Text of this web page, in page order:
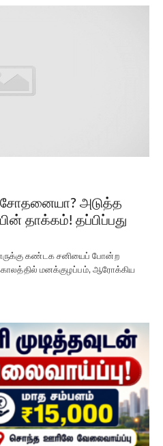
சோதனையா? அடுத்த
தாக்கம்! தப்பிப்பது
கண்டக சனியைப் போன்ற
மனக்குழப்பம், ஆரோக்கிய